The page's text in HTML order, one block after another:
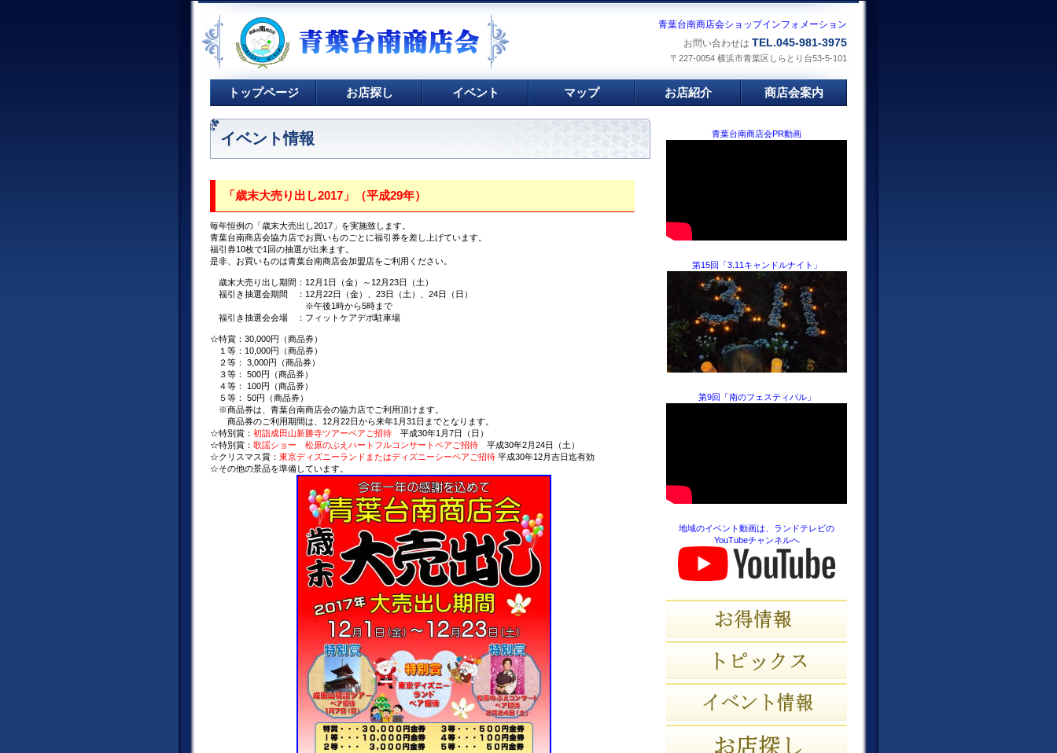
青葉台南商店会ショップインフォメーション
お問い合わせは TEL.045-981-3975
〒227-0054 横浜市青葉区しらとり台53-5-101
イベント情報
「歳末大売り出し2017」（平成29年）
毎年恒例の「歳末大売出し2017」を実施致します。
青葉台南商店会協力店でお買いものごとに福引券を差し上げています。
福引券10枚で1回の抽選が出来ます。
是非、お買いものは青葉台南商店会加盟店をご利用ください。
歳末大売り出し期間：12月1日（金）～12月23日（土）
福引き抽選会期間 ：12月22日（金）、23日（土）、24日（日）
※午後1時から5時まで
福引き抽選会会場 ：フィットケアデポ駐車場
☆特賞：30,000円（商品券）
１等：10,000円（商品券）
２等： 3,000円（商品券）
３等： 500円（商品券）
４等： 100円（商品券）
５等： 50円（商品券）
※商品券は、青葉台南商店会の協力店でご利用頂けます。
商品券のご利用期間は、12月22日から来年1月31日までとなります。
☆特別賞： 初詣成田山新勝寺ツアーペアご招待 平成30年1月7日（日）
☆特別賞： 歌謡ショー 松原のぶえハートフルコンサートペアご招待 平成30年2月24日（土）
☆クリスマス賞： 東京ディズニーランドまたはディズニーシーペアご招待 平成30年12月吉日迄有効
☆その他の景品を準備しています。
トップページ お店探し イベント マップ お店紹介 商店会案内
青葉台南商店会PR動画
第15回「3.11キャンドルナイト」
第9回「南のフェスティバル」
地域のイベント動画は、ランドテレビの
YouTubeチャンネルへ